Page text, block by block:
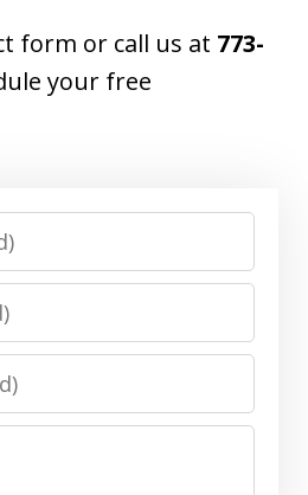
form or call us at 773-
your free